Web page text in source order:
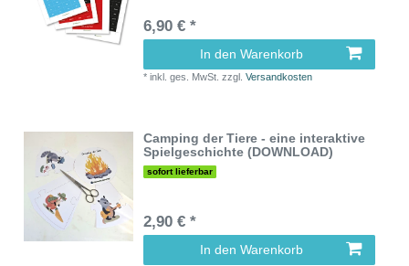
6,90 € *
In den Warenkorb
*inkl. ges. MwSt. zzgl.Versandkosten
Camping der Tiere - eine interaktive
Spielgeschichte (DOWNLOAD)
sofort lieferbar
2,90 € *
In den Warenkorb